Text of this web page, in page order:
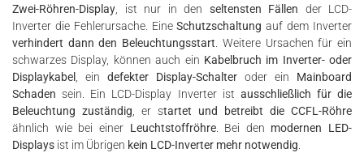
Inverter die Fehlerursache. Eine Schutzschaltung auf dem Inverter
verhindert dann den Beleuchtungsstart. Weitere Ursachen für ein
schwarzes Display, können auch einKabelbruch im Inverter- oder
Displaykabel, ein defekter Display-Schalteroder einMainboard
Schadensein. Ein LCD-Display Inverter ist ausschließlich für die
Beleuchtung zuständig, er startet und betreibt die CCFL-Röhre
ähnlich wie bei einerLeuchtstoffröhre. Bei denmodernen LED-
Displays ist im Übrigen kein LCD-Inverter mehr notwendig.